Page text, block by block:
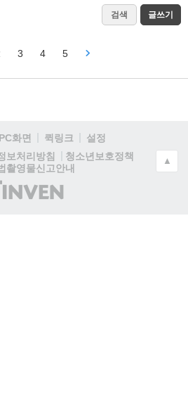
검색 글쓰기
3 4 5
PC화면 퀵링크
설정
보처리방침
청소년보호정책
촬영물신고안내
(주)
인
▲